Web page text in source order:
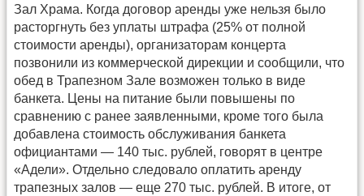
Зал Храма. Когда договор аренды уже нельзя было
расторгнуть без уплаты штрафа (25% от полной
стоимости аренды), организаторам концерта
позвонили из коммерческой дирекции и сообщили, что
обед в Трапезном Зале возможен только в виде
банкета. Цены на питание были повышены по
сравнению с ранее заявленными, кроме того была
добавлена стоимость обслуживания банкета
официантами — 140 тыс. рублей, говорят в центре
«Адели». Отдельно следовало оплатить аренду
трапезных залов — еще 270 тыс. рублей. В итоге, от